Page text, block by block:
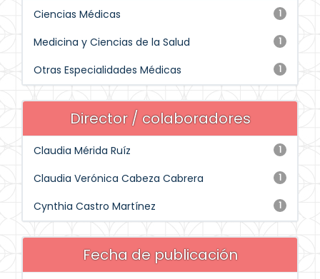
1
Ciencias Médicas
1
Medicina y Ciencias de la Salud
1
Otras Especialidades Médicas
Director / colaboradores
1
Claudia Mérida Ruíz
1
Claudia Verónica Cabeza Cabrera
1
Cynthia Castro Martínez
Fecha de publicación